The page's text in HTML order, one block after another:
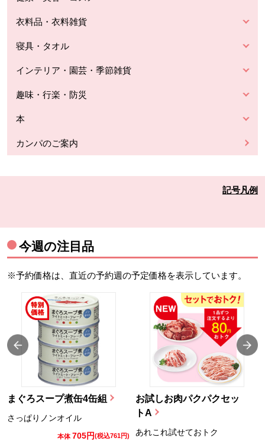
衣料品・衣料雑貨
寝具・タオル
インテリア・園芸・季節雑貨
趣味・行楽・防災
本
カンパのご案内
記号凡例
今週の注目品
※予約価格は、直近の予約週の予定価格を表示しています。
まぐろスープ煮缶4缶組
さっぱりノンオイル
本体 705円(税込761円)
お試しお肉パクパクセッ
トA
あれこれ試せておトク